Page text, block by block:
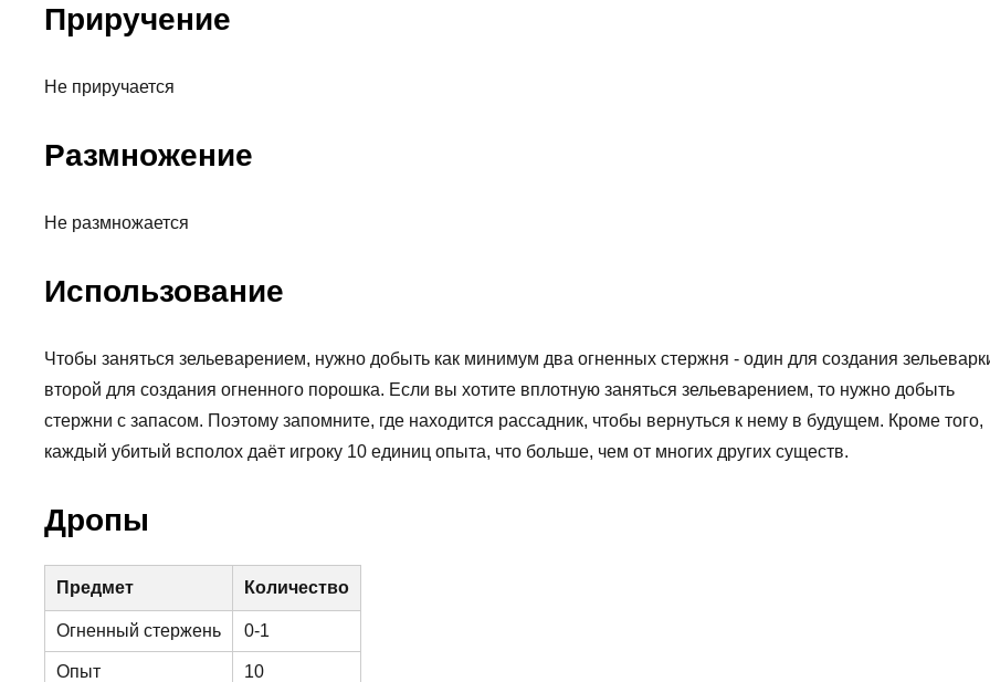
Приручение
Не приручается
Размножение
Не размножается
Использование
Чтобы заняться зельеварением, нужно добыть как минимум два огненных стержня - один для создания
второй для создания огненного порошка. Если вы хотите вплотную заняться зельеварением, то нужно добыть
стержни с запасом. Поэтому запомните, где находится рассадник, чтобы вернуться к нему в будущем. Кроме того,
каждый убитый всполох даёт игроку 10 единиц опыта, что больше, чем от многих других существ.
Дропы
Предмет Количество
Огненный стержень 0-1
Опыт 10